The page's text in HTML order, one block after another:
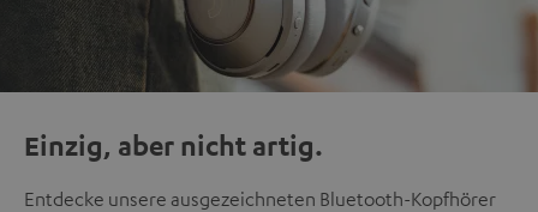
Einzig, aber nicht artig.
Entdecke unsere ausgezeichneten Bluetooth-Kopfhörer